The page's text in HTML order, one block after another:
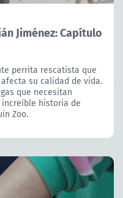
Jiménez: Capítulo
perrita rescatista que
su calidad de vida.
que necesitan
historia de
Zoo.